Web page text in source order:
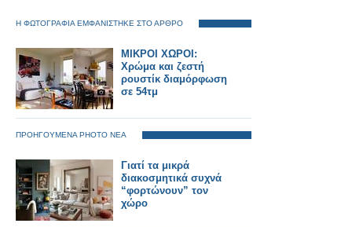
Η ΦΩΤΟΓΡΑΦΙΑ ΕΜΦΑΝΙΣΤΗΚΕ ΣΤΟ ΑΡΘΡΟ
ΜΙΚΡΟΙ ΧΩΡΟΙ:
Χρώμα και ζεστή
ρουστίκ διαμόρφωση
σε 54τμ
ΠΡΟΗΓΟΥΜΕΝΑ PHOTO ΝΕΑ
Γιατί τα μικρά
διακοσμητικά συχνά
“φορτώνουν” τον
χώρο